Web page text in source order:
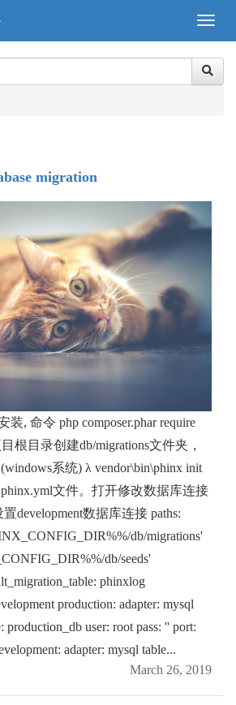
migration
装, 命令 php composer.phar require
根目录创建db/migrations文件夹，
系统) λ vendor\bin\phinx init
文件。打开修改数据库连接
development数据库连接 paths:
db/migrations'
db/seeds'
phinxlog
production: adapter: mysql
production_db user: root pass: '' port:
adapter: mysql table...
March 26, 2019